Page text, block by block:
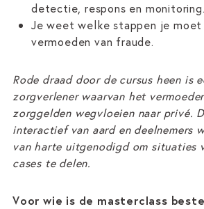
detectie, respons en monitoring.
Je weet welke stappen je
vermoeden van fraude.
Rode draad door de cursus heen is
zorgverlener waarvan het
zorggelden wegvloeien naar privé.
interactief van aard en deelnemers
van harte uitgenodigd om situaties
cases te delen.
Voor wie is de masterclass